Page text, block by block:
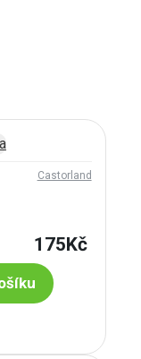
Castorland
175Kč